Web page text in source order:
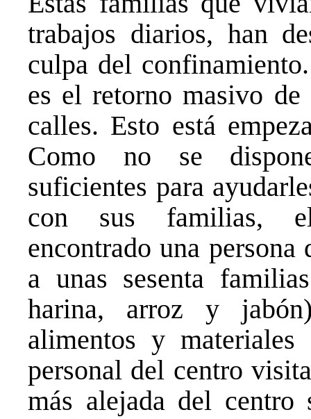
trabajos diarios, han
culpa del
es el retorno masivo
calles. Esto está
Como no se
suficientes para
con sus familias,
encontrado una
a unas sesenta
harina, arroz y
alimentos y
personal del centro
más alejada del